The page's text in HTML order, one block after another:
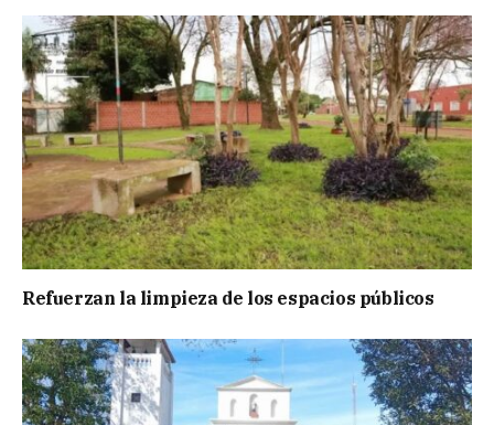
Refuerzan la limpieza de los espacios públicos